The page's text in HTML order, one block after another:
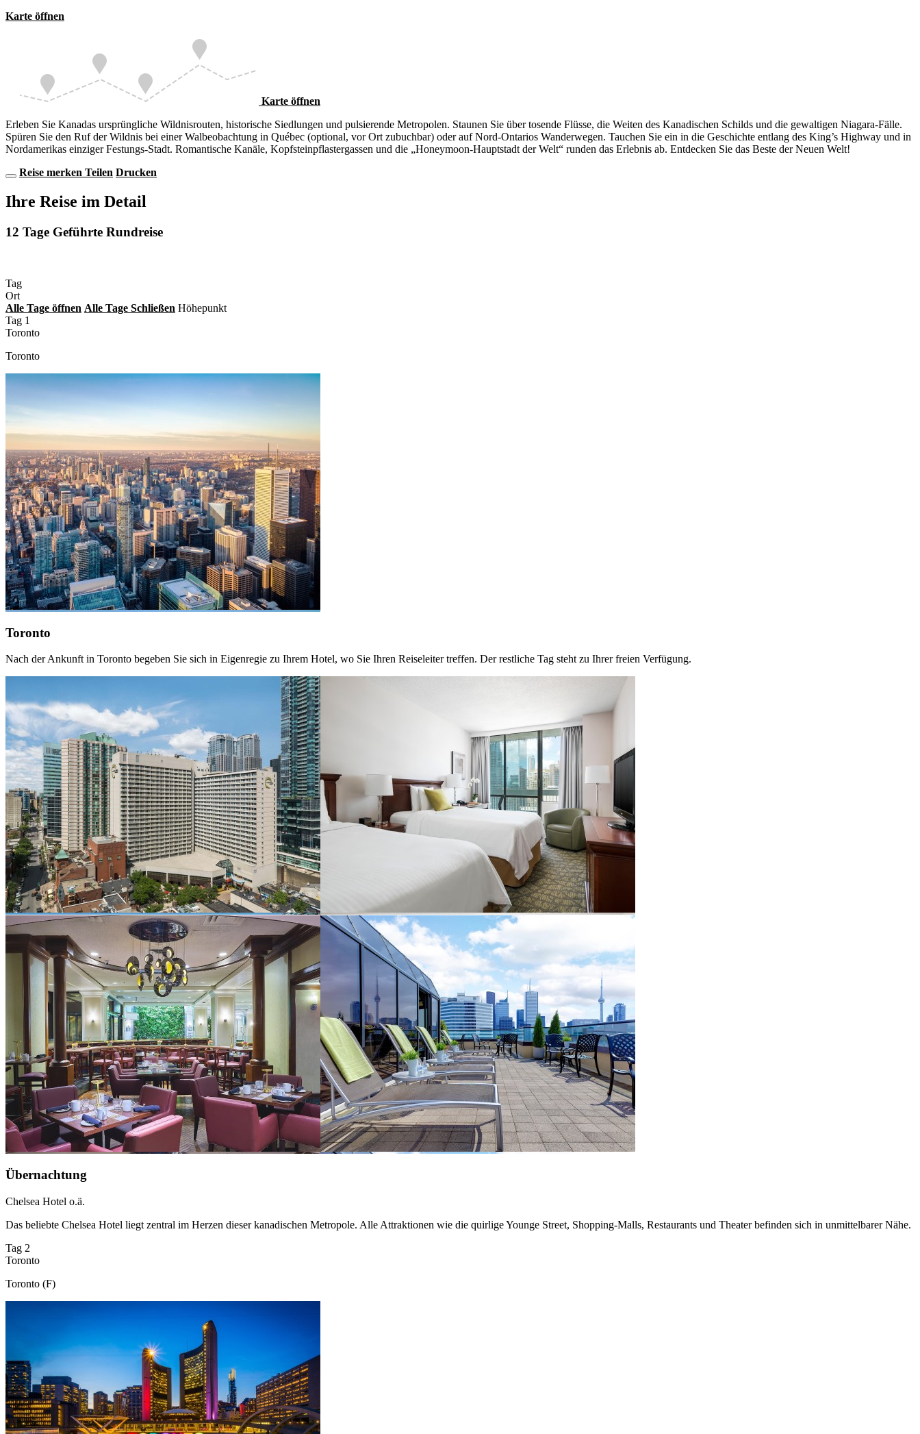
Karte öffnen
Karte öffnen
Erleben Sie Kanadas ursprüngliche Wildnisrouten, historische Siedlungen und pulsierende Metropolen. Staunen Sie über tosende Flüsse, die Weiten des Kanadischen Schilds und die gewaltigen Niagara-Fälle.
Spüren Sie den Ruf der Wildnis bei einer Walbeobachtung in Québec (optional, vor Ort zubuchbar) oder auf Nord-Ontarios Wanderwegen. Tauchen Sie ein in die Geschichte entlang des King’s Highway und in
Nordamerikas einziger Festungs-Stadt. Romantische Kanäle, Kopfsteinpflastergassen und die „Honeymoon-Hauptstadt der Welt“ runden das Erlebnis ab. Entdecken Sie das Beste der Neuen Welt!
Reise merken Teilen Drucken
Ihre Reise im Detail
12 Tage Geführte Rundreise
Tag
Ort
Alle Tage öffnen Alle Tage Schließen Höhepunkt
Tag 1
Toronto
Toronto
Toronto
Nach der Ankunft in Toronto begeben Sie sich in Eigenregie zu Ihrem Hotel, wo Sie Ihren Reiseleiter treffen. Der restliche Tag steht zu Ihrer freien Verfügung.
Übernachtung
Chelsea Hotel o.ä.
Das beliebte Chelsea Hotel liegt zentral im Herzen dieser kanadischen Metropole. Alle Attraktionen wie die quirlige Younge Street, Shopping-Malls, Restaurants und Theater befinden sich in unmittelbarer Nähe.
Tag 2
Toronto
Toronto (F)